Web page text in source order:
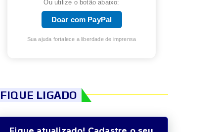
Ou utilize o botão abaixo:
Doar com PayPal
Sua ajuda fortalece a liberdade de imprensa
FIQUE LIGADO